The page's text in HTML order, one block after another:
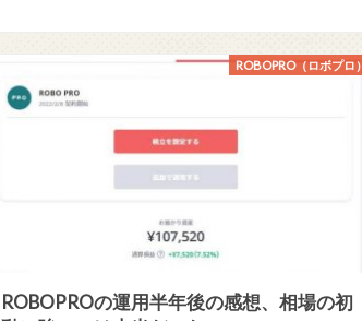
ROBOPRO（ロボプロ）
ROBOPROの運用半年後の感想、相場の初